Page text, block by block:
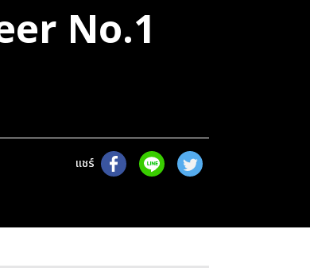
No.1
แชร์